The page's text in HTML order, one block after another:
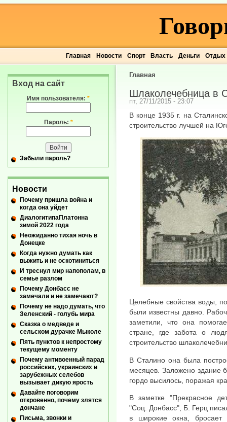
Главная Новости Спорт Власть Деньги Отдых
Главная
Шлаколечебница в
пт, 27/11/2015 - 23:07
В конце 1935 г. на
строительство лучшей на
Целебные свойства воды,
были известны давно.
заметили, что она
стране, где забота о
строительство
В Сталино она была
месяцев. Заложено здание
гордо высилось, поражая
В заметке "Прекрасное
"Соц. Донбасс", Б. Герц
в широкие окна, бросает
Вход на сайт
Имя пользователя: *
Пароль: *
Забыли пароль?
Новости
Почему пришла война и
когда она уйдет
ДиалогитипаПлатонна
зимой 2022 года
Неожиданно тихая ночь в
Донецке
Когда нужно думать как
выжить и не оскотиниться
И треснул мир напополам, в
семье разлом
Почему Донбасс не
замечали и не замечают?
Почему не надо думать, что
Зеленский - голубь мира
Сказка о медведе и
сельском дурачке Мыколе
Пять пунктов к непростому
текущему моменту
Почему антивоенный парад
российских, украинских и
зарубежных селебов
вызывает дикую ярость
Давайте поговорим
откровенно, почему злятся
дончане
Письма, звонки и